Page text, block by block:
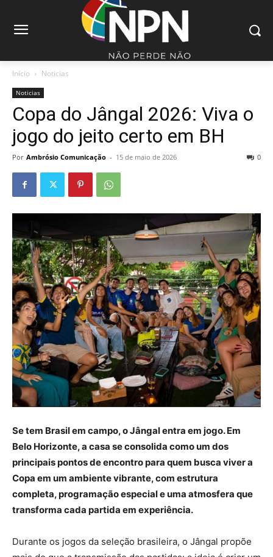
Início Noticias
Noticias
Copa do Jângal 2026: Viva o
jogo do jeito certo em BH
Por Ambrósio Comunicação - 15 de maio de 2026 0
Se tem Brasil em campo, o Jângal entra em jogo. Em
Belo Horizonte, a casa se consolida como um dos
principais pontos de encontro para quem busca viver a
Copa em um ambiente vibrante, com estrutura
completa, programação especial e uma atmosfera que
transforma cada partida em experiência.
Durante os jogos da seleção brasileira, o Jângal propõe